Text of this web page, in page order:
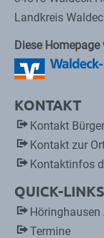
Landkreis
Diese
KONTAKT
Kontakt
Kontakt zur
Kontaktinfos
QUICK-LINKS
Höringhausen
Termine